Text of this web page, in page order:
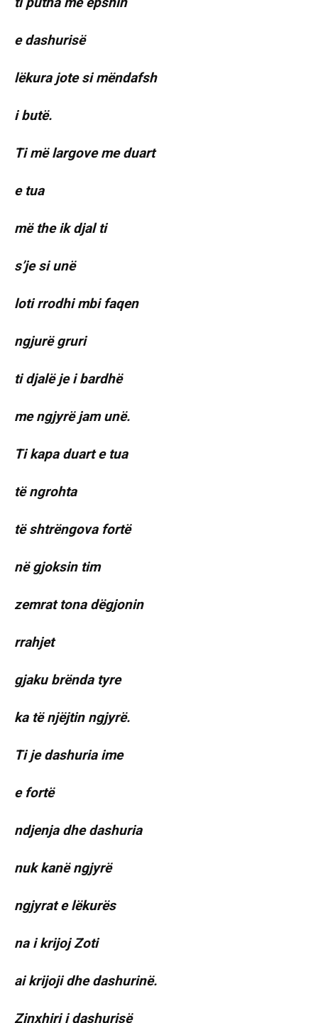
e dashurisë
lëkura jote si mëndafsh
i butë.
Ti më largove me duart
e tua
më the ik djal ti
s’je si unë
loti rrodhi mbi faqen
ngjurë gruri
ti djalë je i bardhë
me ngjyrë jam unë.
Ti kapa duart e tua
të ngrohta
të shtrëngova fortë
në gjoksin tim
zemrat tona dëgjonin
rrahjet
gjaku brënda tyre
ka të njëjtin ngjyrë.
Ti je dashuria ime
e fortë
ndjenja dhe dashuria
nuk kanë ngjyrë
ngjyrat e lëkurës
na i krijoj Zoti
ai krijoji dhe dashurinë.
Zinxhiri i dashurisë